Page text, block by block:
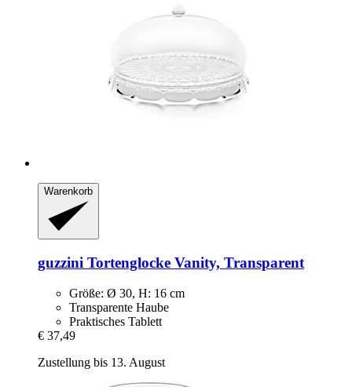
Warenkorb
guzzini Tortenglocke Vanity, Transparent
Größe: Ø 30, H: 16 cm
Transparente Haube
Praktisches Tablett
€ 37,49
Zustellung bis 13. August